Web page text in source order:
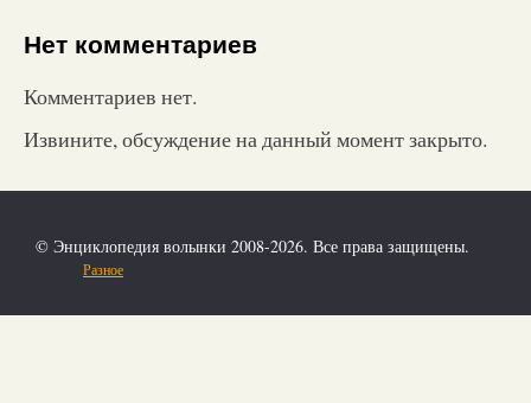
Нет комментариев
Комментариев нет.
Извините, обсуждение на данный момент закрыто.
© Энциклопедия волынки 2008-2026. Все права защищены.
Разное